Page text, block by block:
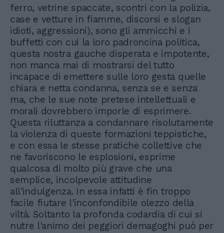
ferro, vetrine spaccate, scontri con la polizia,
case e vetture in fiamme, discorsi e slogan
idioti, aggressioni), sono gli ammicchi e i
buffetti con cui la loro padroncina politica,
questa nostra gauche disperata e impotente,
non manca mai di mostrarsi del tutto
incapace di emettere sulle loro gesta quelle
chiara e netta condanna, senza se e senza
ma, che le sue note pretese intellettuali e
morali dovrebbero imporle di esprimere.
Questa riluttanza a condannare risolutamente
la violenza di queste formazioni teppistiche,
e con essa le stesse pratiche collettive che
ne favoriscono le esplosioni, esprime
qualcosa di molto più grave che una
semplice, incolpevole attitudine
all'indulgenza. In essa infatti è fin troppo
facile fiutare l'inconfondibile olezzo della
viltà. Soltanto la profonda codardia di cui si
nutre l'animo dei peggiori demagoghi può per